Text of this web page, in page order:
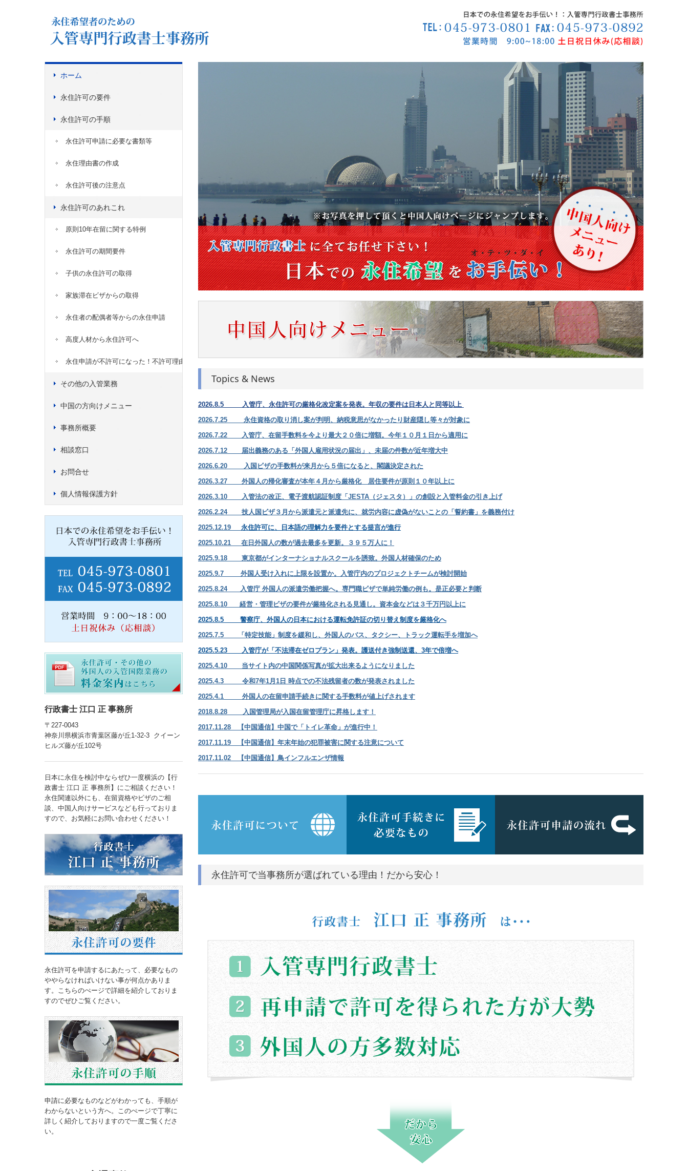
ホーム
永住許可の要件
永住許可の手順
永住許可申請に必要な書類等
永住理由書の作成
永住許可後の注意点
永住許可のあれこれ
原則10年在留に関する特例
永住許可の期間要件
子供の永住許可の取得
家族滞在ビザからの取得
永住者の配偶者等からの永住申請
高度人材から永住許可へ
永住申請が不許可になった！不許可理由３選
その他の入管業務
中国の方向けメニュー
事務所概要
相談窓口
お問合せ
個人情報保護方針
行政書士 江口 正 事務所
〒227-0043
神奈川県横浜市青葉区藤が丘1-32-3 クイーン
ヒルズ藤が丘102号
日本に永住を検討中ならぜひ一度横浜の【行
政書士 江口 正 事務所】にご相談ください！
永住関連以外にも、在留資格やビザのご相
談、中国人向けサービスなども行っておりま
すので、お気軽にお問い合わせください！
永住許可を申請するにあたって、必要なもの
ややらなければいけない事が何点かありま
す。こちらのぺージで詳細を紹介しておりま
すのでぜひご覧ください。
申請に必要なものなどがわかっても、手順が
わからないという方へ。このぺージで丁寧に
詳しく紹介しておりますので一度ご覧くださ
い。
Topics & News
2026.8.5
入管庁、永住許可の厳格化改定案を発表。年収の要件は日本人と同等以上
2026.7.25 永住資格の取り消し案が判明、納税意思がなかったり財産隠し等々が対象に
2026.7.22 入管庁、在留手数料を今より最大２０倍に増額。今年１０月１日から適用に
2026.7.12 届出義務のある「外国人雇用状況の届出」、未届の件数が近年増大中
2026.6.20 入国ビザの手数料が来月から５倍になると、閣議決定された
2026.3.27 外国人の帰化審査が本年４月から厳格化 居住要件が原則１０年以上に
2026.3.10 入管法の改正、電子渡航認証制度「JESTA（ジェスタ）」の創設と入管料金の引き上げ
2026.2.24 技人国ビザ３月から派遣元と派遣先に、就労内容に虚偽がないことの「誓約書」を義務付け
2025.12.19 永住許可に、日本語の理解力を要件とする提言が進行
2025.10.21 在日外国人の数が過去最多を更新。３９５万人に！
2025.9.18 東京都がインターナショナルスクールを誘致。外国人材確保のため
2025.9.7 外国人受け入れに上限を設置か。入管庁内のプロジェクトチームが検討開始
2025.8.24 入管庁 外国人の派遣労働把握へ。専門職ビザで単純労働の例も。是正必要と判断
2025.8.10 経営・管理ビザの要件が厳格化される見通し。資本金などは３千万円以上に
2025.8.5 警察庁、外国人の日本における運転免許証の切り替え制度を厳格化へ
2025.7.5
「特定技能」制度を緩和し、外国人のバス、タクシー、トラック運転手を増加へ
2025.5.23 入管庁が「不法滞在ゼロプラン」発表。護送付き強制送還、3年で倍増へ
2025.4.10 当サイト内の中国関係写真が拡大出来るようになりました
2025.4.3 令和7年1月1日 時点での不法残留者の数が発表されました
2025.4.1 外国人の在留申請手続きに関する手数料が値上げされます
2018.8.28 入国管理局が入国在留管理庁に昇格します ！
2017.11.28 【中国通信】中国で「トイレ革命」が進行中！
2017.11.19 【中国通信】年末年始の犯罪被害に関する注意について
2017.11.02 【中国通信】鳥インフルエンザ情報
永住許可で当事務所が選ばれている理由！だから安心！